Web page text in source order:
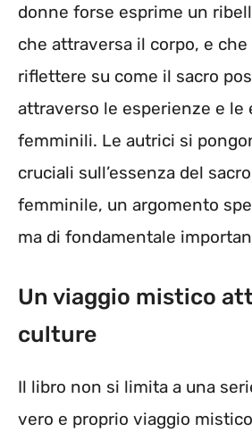
donne forse esprime un
che attraversa il corpo, e che
riflettere su come il sacro
attraverso le esperienze e le
femminili. Le autrici si
cruciali sull’essenza del
femminile, un argomento
ma di fondamentale
Un viaggio mistico
culture
Il libro non si limita a una
vero e proprio viaggio